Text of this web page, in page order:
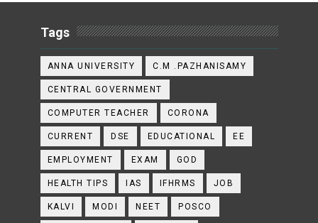
Tags
ANNA UNIVERSITY C.M .PAZHANISAMY
CENTRAL GOVERNMENT
COMPUTER TEACHER CORONA
CURRENT DSE EDUCATIONAL EE
EMPLOYMENT EXAM GOD
HEALTH TIPS IAS IFHRMS JOB
KALVI MODI NEET POSCO